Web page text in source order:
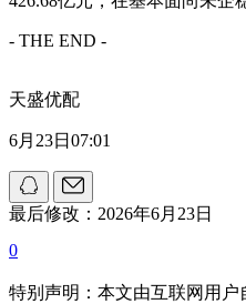
- THE END -
天盛优配
6月23日07:01
最后修改：2026年6月23日
0
特别声明：本文由互联网用户